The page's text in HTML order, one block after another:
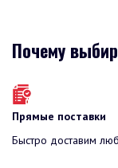
Почему
Прямые поставки
Быстро доставим